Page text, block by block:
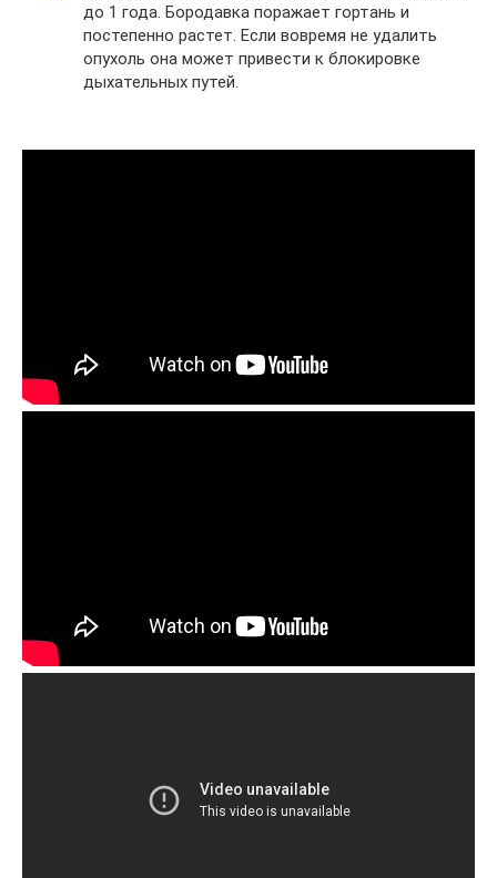
до 1 года. Бородавка поражает гортань и
постепенно растет. Если вовремя не удалить
опухоль она может привести к блокировке
дыхательных путей.